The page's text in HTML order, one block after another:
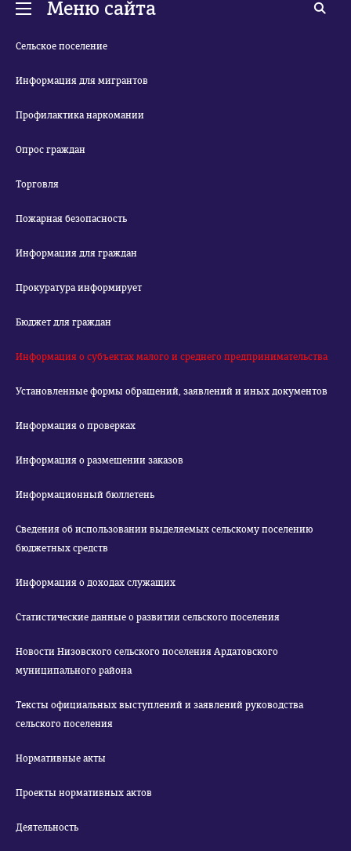
Меню сайта
Сельское поселение
Информация для мигрантов
Профилактика наркомании
Опрос граждан
Торговля
Пожарная безопасность
Информация для граждан
Прокуратура информирует
Бюджет для граждан
Информация о субъектах малого и среднего предпринимательства
Установленные формы обращений, заявлений и иных документов
Информация о проверках
Информация о размещении заказов
Информационный бюллетень
Сведения об использовании выделяемых сельскому поселению
бюджетных средств
Информация о доходах служащих
Статистические данные о развитии сельского поселения
Новости Низовского сельского поселения Ардатовского
муниципального района
Тексты официальных выступлений и заявлений руководства
сельского поселения
Нормативные акты
Проекты нормативных актов
Деятельность